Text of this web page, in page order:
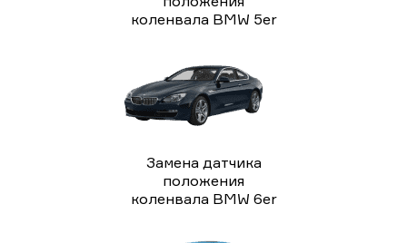
коленвала BMW 5er
Замена датчика
положения
коленвала BMW 6er